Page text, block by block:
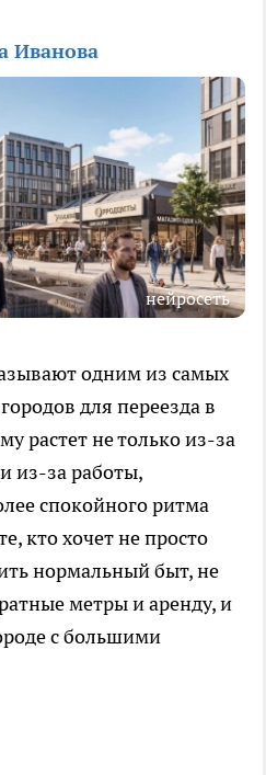
Иванова
нейросеть
одним из самых
для переезда в
растет не только из-за
из-за работы,
спокойного ритма
кто хочет не просто
нормальный быт, не
метры и аренду, и
с большими